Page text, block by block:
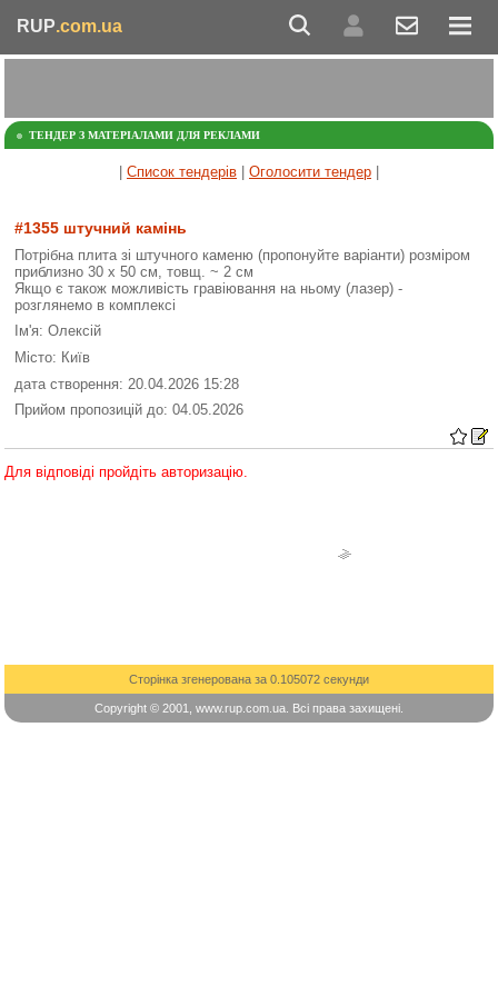
RUP.com.ua
ТЕНДЕР З МАТЕРІАЛАМИ ДЛЯ РЕКЛАМИ
Список тендерів Оголосити тендер
#1355 штучний камінь
Потрібна плита зі штучного каменю (пропонуйте варіанти) розміром
приблизно 30 х 50 см, товщ. ~ 2 см
Якщо є також можливість гравіювання на ньому (лазер) -
розглянемо в комплексі
Ім'я: Олексій
Місто: Київ
дата створення: 20.04.2026 15:28
Прийом пропозицій до: 04.05.2026
Для відповіді пройдіть авторизацію.
Сторінка згенерована за 0.105072 секунди
Copyright © 2001, www.rup.com.ua. Всі права захищені.